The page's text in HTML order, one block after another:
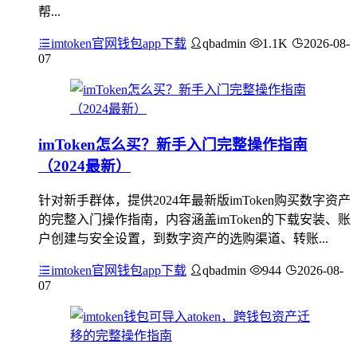
帮...
imtoken官网钱包app下载 qbadmin 1.1K
2026-08-
07
imToken怎么买？新手入门完整操作指南
（2024最新）
针对新手群体，提供2024年最新版imToken购买数字资产
的完整入门操作指南，内容涵盖imToken的下载安装、账
户创建与安全设置，到数字资产的选购渠道、转账...
imtoken官网钱包app下载 qbadmin 944
2026-08-
07